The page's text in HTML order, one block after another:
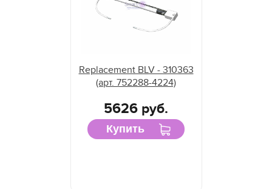
Replacement BLV - 310363
(арт. 752288-4224)
5626 руб.
Купить